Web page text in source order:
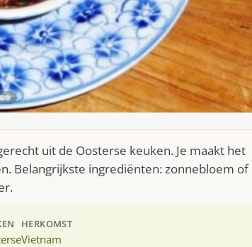
uit de Oosterse keuken. Je maakt het
Belangrijkste ingrediënten: zonnebloem of
HERKOMST
Vietnam